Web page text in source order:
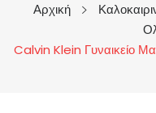
Αρχική
Calvin Klein Γυναικείο